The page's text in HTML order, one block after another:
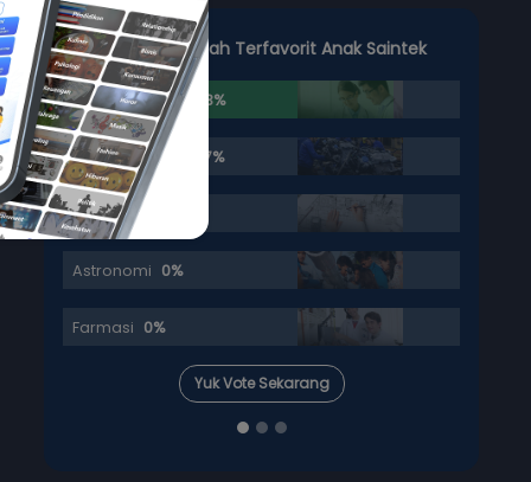
3 Jurusan Kuliah Terfavorit Anak Saintek
Kedokteran 83.33%
Teknik Mesin 16.67%
Arsitektur
Astronomi 0%
Farmasi 0%
Yuk Vote Sekarang